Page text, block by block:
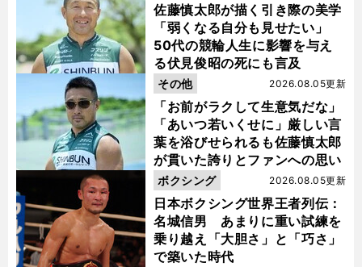
佐藤慎太郎が描く引き際の美学
「弱くなる自分も見せたい」
50代の競輪人生に影響を与え
る伏見俊昭の死にも言及
「お前がラクして生意気だな」
「あいつ若いくせに」厳しい言
葉を浴びせられるも佐藤慎太郎
が貫いた誇りとファンへの思い
2026.08.05更新
その他
日本ボクシング世界王者列伝：
名城信男 あまりに重い試練を
乗り越え「大胆さ」と「巧さ」
で築いた時代
2026.08.05更新
ボクシング